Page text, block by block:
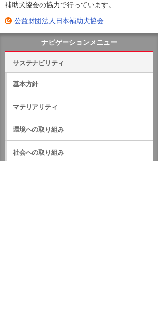
補助犬協会の協力で行っています。
公益財団法人日本補助犬協会
ナビゲーションメニュー
サステナビリティ
基本方針
マテリアリティ
環境への取り組み
社会への取り組み